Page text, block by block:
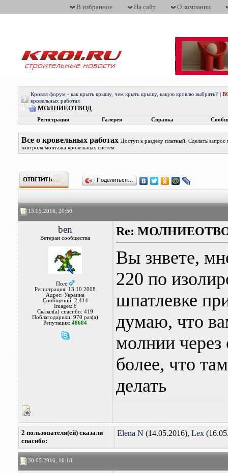
В избранное На сайт О компании
Кровля форум - как крыть крышу, чем крыть крышу, какую кровлю выбрать?
кровельных работах
МОЛНИЕОТВОД
Регистрация Галерея Справка
Все о кровельных работах Доступ к разделу платный. Сделать
контроля монтажа кровельных систем
Поделиться…
13.05.2016, 20:50
ben
Ветеран сообщества
Пол:
Регистрация: 13.10.2008
Адрес: Украина
Сообщений: 2,414
Images: 8
Сказал(а) спасибо: 419
Поблагодарили: 970 раз(а)
Репутация:48684
Re:
Вы знвете,
220 по
шпатлевке
думаю, что
молнии через
более, что
делать
2 пользователя(ей) сказали
cпасибо:
Elena N (14.05.2016), Lex
30.05.2016, 16:18